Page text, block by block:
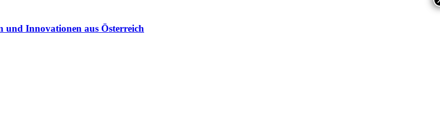
Innovationen aus Österreich